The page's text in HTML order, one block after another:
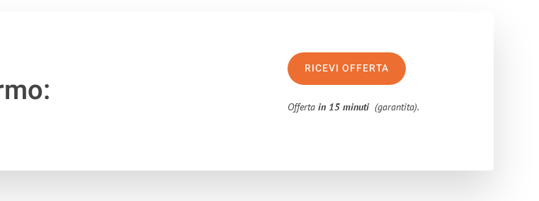
RICEVI OFFERTA
Offertain 15 minuti (garantita).